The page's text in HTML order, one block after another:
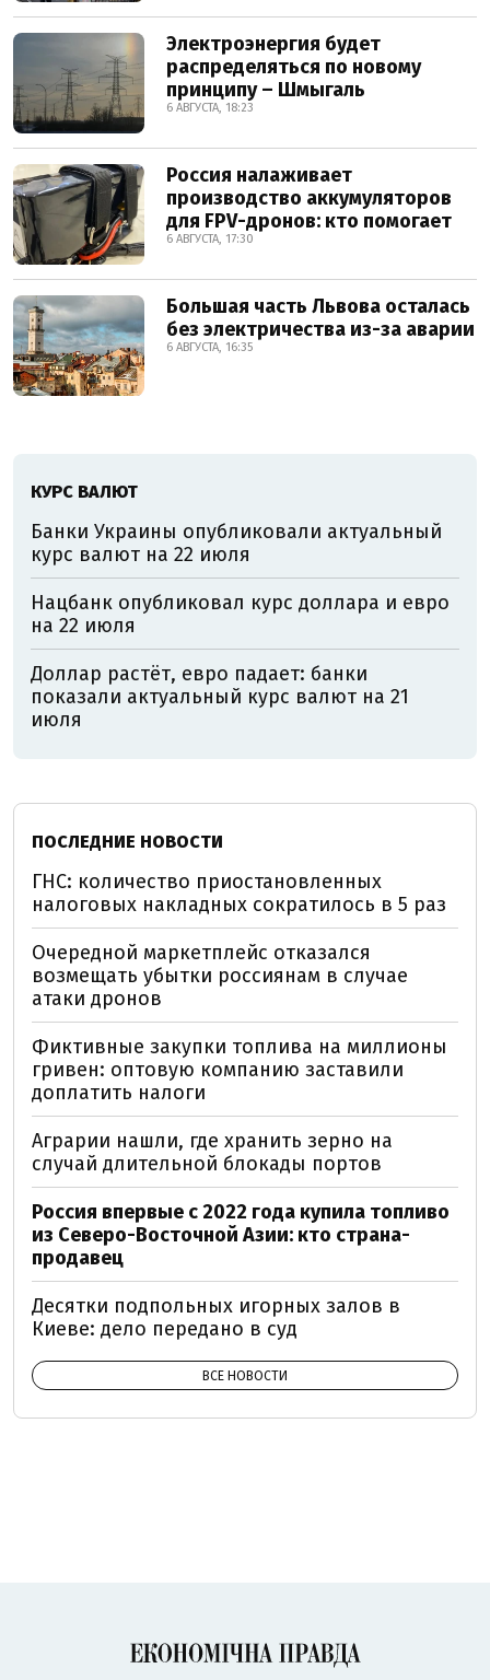
Электроэнергия будет
распределяться по новому
принципу – Шмыгаль
6 АВГУСТА, 18:23
Россия налаживает
производство аккумуляторов
для FPV-дронов: кто помогает
6 АВГУСТА, 17:30
Большая часть Львова осталась
без электричества из-за аварии
6 АВГУСТА, 16:35
КУРС ВАЛЮТ
Банки Украины опубликовали актуальный
курс валют на 22 июля
Нацбанк опубликовал курс доллара и евро
на 22 июля
Доллар растёт, евро падает: банки
показали актуальный курс валют на 21
июля
ПОСЛЕДНИЕ НОВОСТИ
ГНС: количество приостановленных
налоговых накладных сократилось в 5 раз
Очередной маркетплейс отказался
возмещать убытки россиянам в случае
атаки дронов
Фиктивные закупки топлива на миллионы
гривен: оптовую компанию заставили
доплатить налоги
Аграрии нашли, где хранить зерно на
случай длительной блокады портов
Россия впервые с 2022 года купила топливо
из Северо-Восточной Азии: кто страна-
продавец
Десятки подпольных игорных залов в
Киеве: дело передано в суд
ВСЕ НОВОСТИ